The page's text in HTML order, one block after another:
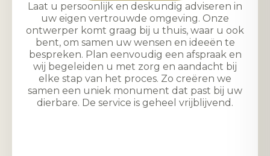
Laat u persoonlijk en deskundig adviseren in
uw eigen vertrouwde omgeving. Onze
ontwerper komt graag bij u thuis, waar u ook
bent, om samen uw wensen en ideeën te
bespreken. Plan eenvoudig een afspraak en
wij begeleiden u met zorg en aandacht bij
elke stap van het proces. Zo creëren we
samen een uniek monument dat past bij uw
dierbare. De service is geheel vrijblijvend.